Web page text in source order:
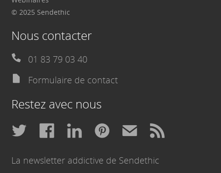
© 2025 Sendethic
Nous contacter
01 83 79 03 40
Formulaire de contact
Restez avec nous
La newsletter addictive de Sendethic